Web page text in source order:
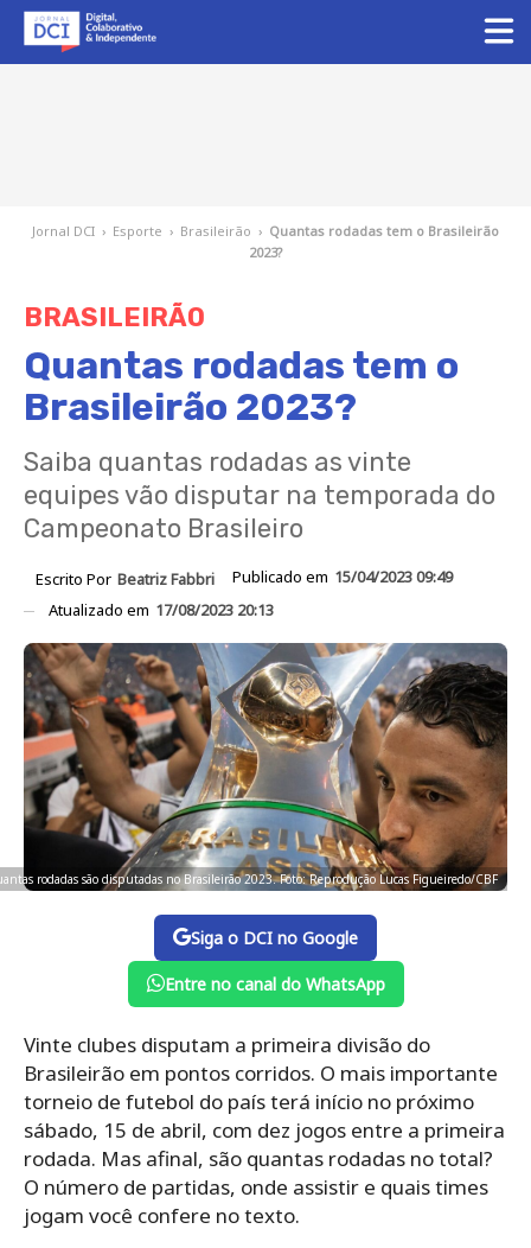
Jornal DCI › Esporte › Brasileirão › Quantas rodadas tem o Brasileirão
2023?
BRASILEIRÃO
Quantas rodadas tem o
Brasileirão 2023?
Saiba quantas rodadas as vinte
equipes vão disputar na temporada do
Campeonato Brasileiro
Escrito Por Beatriz Fabbri Publicado em 15/04/2023 09:49
Atualizado em 17/08/2023 20:13
rodadas são disputadas no Brasileirão 2023. Foto: Reprodução Lucas Figueiredo/CBF
Siga o DCI no Google
Entre no canal do WhatsApp
Vinte clubes disputam a primeira divisão do
Brasileirão em pontos corridos. O mais importante
torneio de futebol do país terá início no próximo
sábado, 15 de abril, com dez jogos entre a primeira
rodada. Mas afinal, são quantas rodadas no total?
O número de partidas, onde assistir e quais times
jogam você confere no texto.